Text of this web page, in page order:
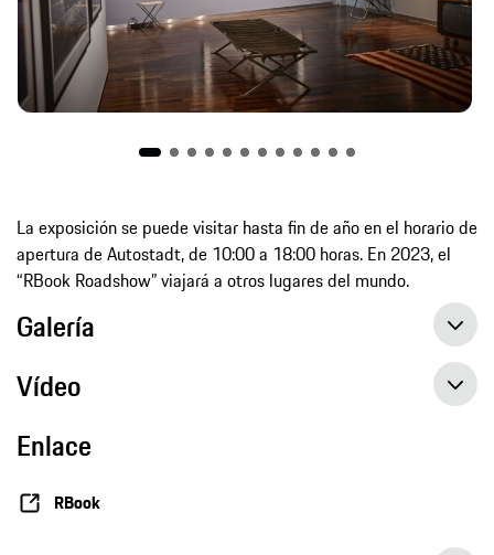
La exposición se puede visitar hasta fin de año en el horario de
apertura de Autostadt, de 10:00 a 18:00 horas. En 2023, el
“RBook Roadshow” viajará a otros lugares del mundo.
Galería
Vídeo
Enlace
RBook